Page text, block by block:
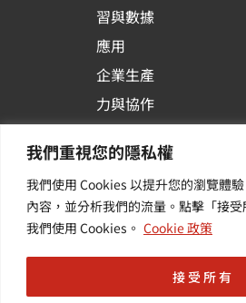
我們重視您的隱私權
我們使用 Cookies 以提升您的瀏覽體
內容，並分析我們的流量。點擊「接
我們使用 Cookies。 Cookie 政策
接受所有
習與數據
應用
企業生產
力與協作
台應用
其他／加
值服務